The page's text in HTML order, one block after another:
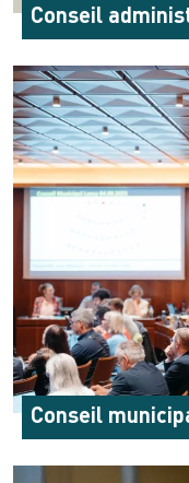
Conseil
Conseil